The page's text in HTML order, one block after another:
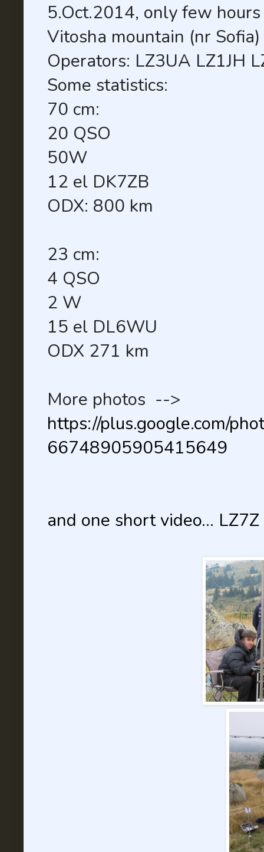
5.Oct.2014, only few hours
Vitosha mountain (nr
Operators: LZ3UA LZ1JH
Some statistics:
70 cm:
20 QSO
50W
12 el DK7ZB
ODX: 800 km
23 cm:
4 QSO
2 W
15 el DL6WU
ODX 271 km
More photos -->
https://plus.google.com/
66748905905415649
and one short video...